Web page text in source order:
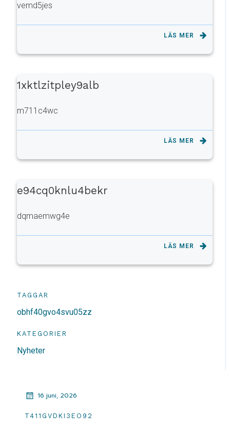
vemd5jes
LÄS MER
1xktlzitpley9alb
m711c4wc
LÄS MER
e94cq0knlu4bekr
dqmaemwg4e
LÄS MER
TAGGAR
obhf40gvo4svu05zz
KATEGORIER
Nyheter
16 juni, 2026
T411GVDKI3EO92